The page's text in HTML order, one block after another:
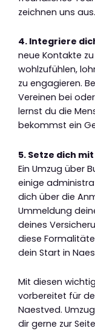
zeichnen uns aus.
4. Integriere
neue Kontakte
wohlzufühlen,
zu engagieren.
Vereinen bei
lernst du die
bekommst ein
5. Setze dich
Ein Umzug über
einige
dich über die
Ummeldung
deines
diese
dein Start in
Mit diesen
vorbereitet für
Naestved.
dir gerne zur